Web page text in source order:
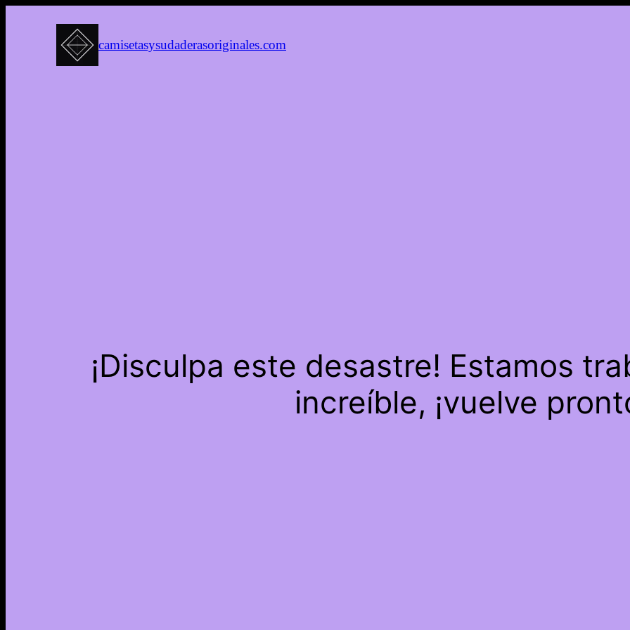
camisetasysudaderasoriginales.com
¡Disculpa este desastre! Estamos
increíble, ¡vuelve